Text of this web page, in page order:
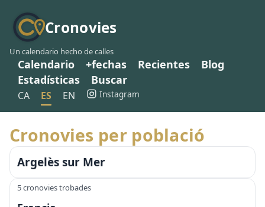
Cronovies
Un calendario hecho de calles
Calendario +fechas Recientes
Blog
Estadísticas
Buscar
CA ES EN Instagram
Cronovies per població
Argelès sur Mer
5 cronovies trobades